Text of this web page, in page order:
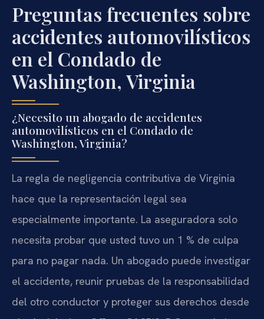
Preguntas frecuentes sobre
accidentes automovilísticos
en el Condado de
Washington, Virginia
¿Necesito un abogado de accidentes
automovilísticos en el Condado de
Washington, Virginia?
La regla de negligencia contributiva de Virginia
hace que la representación legal sea
especialmente importante. La aseguradora solo
necesita probar que usted tuvo un 1 % de culpa
para no pagar nada. Un abogado puede investigar
el accidente, reunir pruebas de la responsabilidad
del otro conductor y proteger sus derechos desde